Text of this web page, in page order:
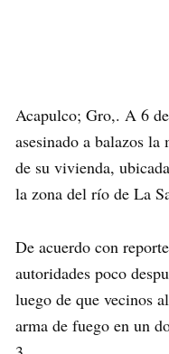
Acapulco; Gro,. A 6
asesinado a balazos
de su vivienda,
la zona del río de La
De acuerdo con
autoridades poco
luego de que vecinos
arma de fuego en un